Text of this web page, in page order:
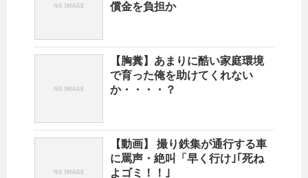
償金を負担か
【胸糞】あまりに酷い家庭環境
で育った俺を助けてくれない
か・・・・？
【動画】 撮り鉄集が通行する車
に罵声・絶叫「早く行け｣｢死ね
よゴミ！！｣